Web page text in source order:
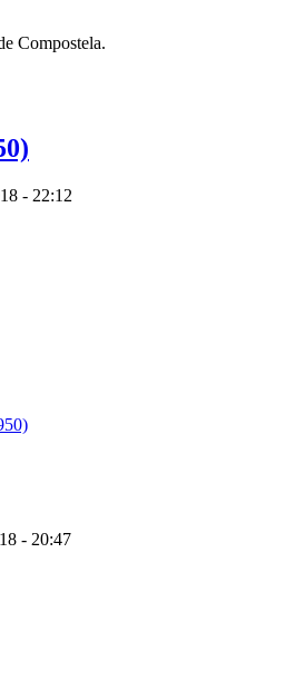
Compostela.
- 22:12
- 20:47